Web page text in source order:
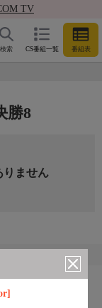
TV
CS番組一覧 番組表
検索
勝8
りません